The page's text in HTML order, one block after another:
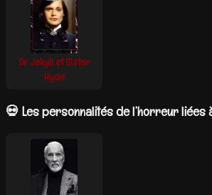
Dr Jekyll et Sister
Hyde
💀 Les personnalités de l’horreur liées